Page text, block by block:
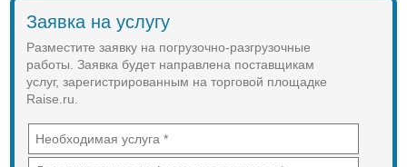
Воронежской, Липецкой, Тверской,
Московской областях, а также в
Республике Крым.
Также с 2014 года компания ООО
в РФ до территории Южного
федерального округа.
Заявка на услугу
Разместите заявку на погрузочно-разгрузочные
работы. Заявка будет направлена поставщикам
услуг, зарегистрированным на торговой площадке
Raise.ru.